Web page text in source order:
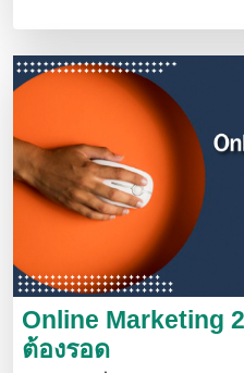
กูเกิลเองใช้งานได้ด้วย
Online Marketing
ต้องรอด